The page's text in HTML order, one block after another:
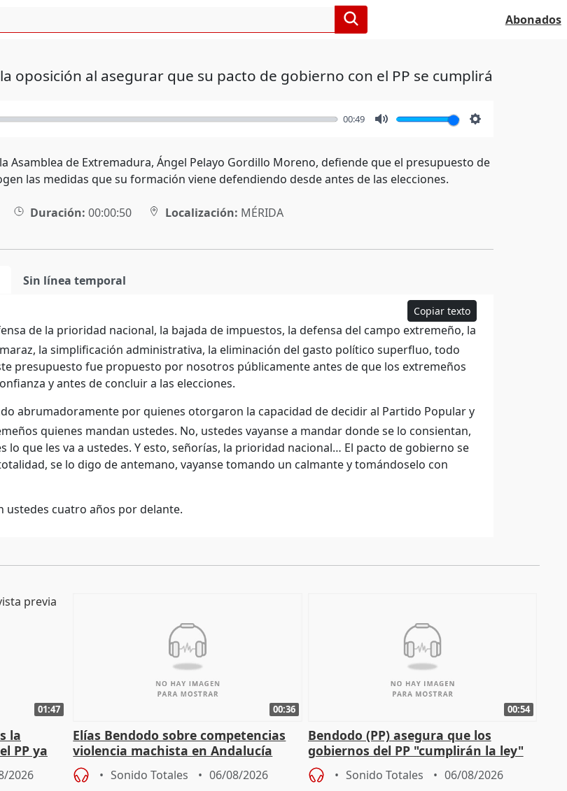
Abonados
oposición al asegurar que su pacto de gobierno con el PP se cumplirá
00:49
Asamblea de Extremadura, Ángel Pelayo Gordillo Moreno, defiende que el presupuesto de
las medidas que su formación viene defendiendo desde antes de las elecciones.
Duración: 00:00:50 Localización: MÉRIDA
Sin línea temporal
Copiar texto
de la prioridad nacional, la bajada de impuestos, la defensa del campo extremeño, la
la simplificación administrativa, la eliminación del gasto político superfluo, todo
presupuesto fue propuesto por nosotros públicamente antes de que los extremeños
y antes de concluir a las elecciones.
abrumadoramente por quienes otorgaron la capacidad de decidir al Partido Popular y
quienes mandan ustedes. No, ustedes vayanse a mandar donde se lo consientan,
lo que les va a ustedes. Y esto, señorías, la prioridad nacional… El pacto de gobierno se
se lo digo de antemano, vayanse tomando un calmante y tomándoselo con
ustedes cuatro años por delante.
01:47
la
PP ya
2026
00:36
Elías Bendodo sobre competencias
violencia machista en Andalucía
Sonido Totales 06/08/2026
00:54
Bendodo (PP) asegura que los
gobiernos del PP "cumplirán la ley"
sobre los menores migrantes
Sonido Totales 06/08/2026